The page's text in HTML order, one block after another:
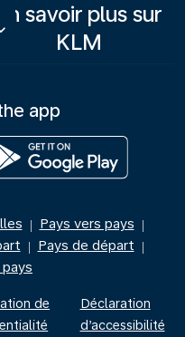
En savoir plus sur
KLM
app
| Pays vers pays |
| Pays de départ |
de
Déclaration
d’accessibilité